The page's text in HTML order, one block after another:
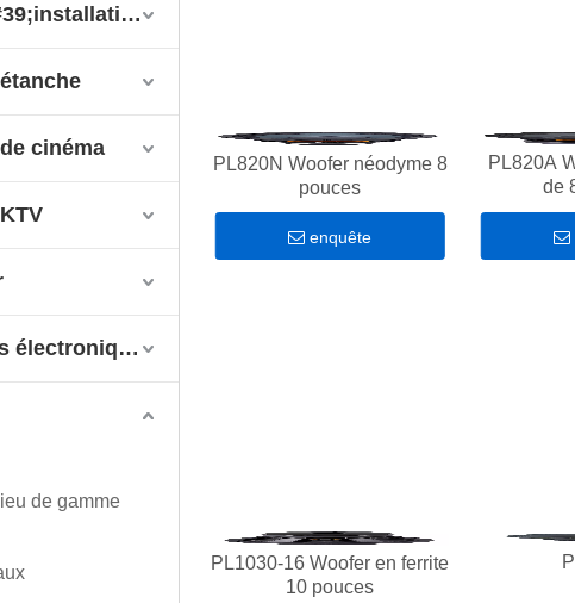
Enceinte d&#39;installation
cinéma
Périphériques électroniques
de gamme
PL820N Woofer néodyme 8
pouces
enquête
PL820A
de
PL1030-16 Woofer en ferrite
10 pouces